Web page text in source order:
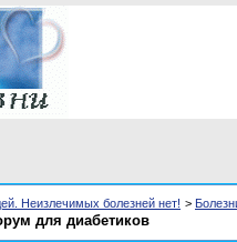
Неизлечимых болезней нет! >
для диабетиков